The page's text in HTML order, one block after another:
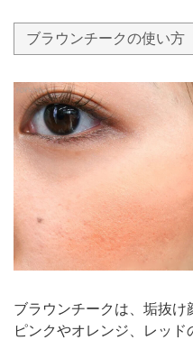
ブラウンチークの使い方
ブラウンチークは、垢抜け
ピンクやオレンジ、レッ